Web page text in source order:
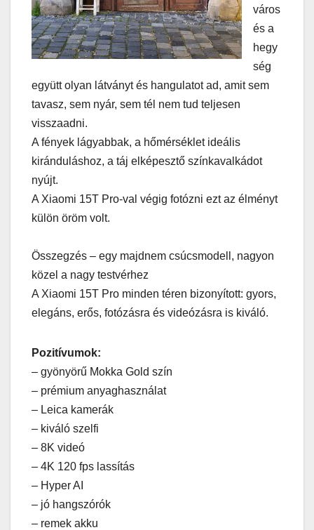
város
és a
hegy
ség
együtt olyan látványt és hangulatot ad, amit sem
tavasz, sem nyár, sem tél nem tud teljesen
visszaadni.
A fények lágyabbak, a hőmérséklet ideális
kiránduláshoz, a táj elképesztő színkavalkádot
nyújt.
A Xiaomi 15T Pro-val végig fotózni ezt az élményt
külön öröm volt.
Összegzés – egy majdnem csúcsmodell, nagyon
közel a nagy testvérhez
A Xiaomi 15T Pro minden téren bizonyított: gyors,
elegáns, erős, fotózásra és videózásra is kiváló.
Pozitívumok:
– gyönyörű Mokka Gold szín
– prémium anyaghasználat
– Leica kamerák
– kiváló szelfi
– 8K videó
– 4K 120 fps lassítás
– Hyper AI
– jó hangszórók
– remek akku